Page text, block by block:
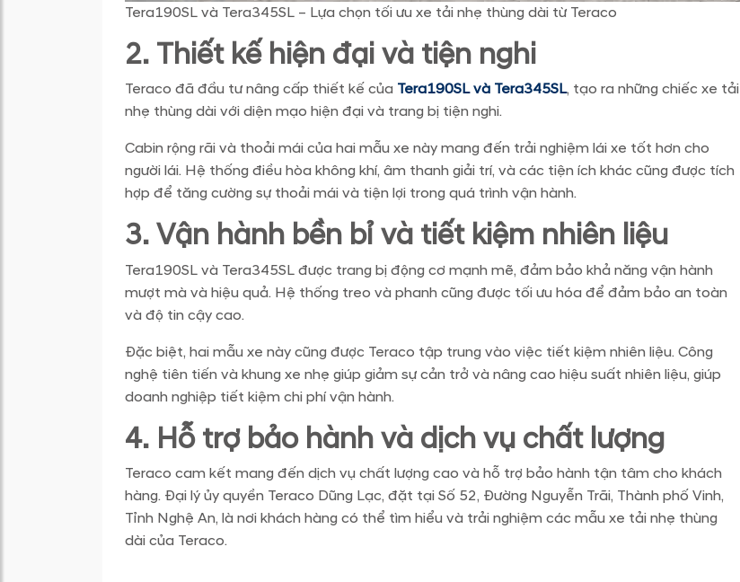
Tera190SL và Tera345SL – Lựa chọn tối ưu xe tải nhẹ thùng dài từ Teraco
2. Thiết kế hiện đại và tiện nghi
Teraco đã đầu tư nâng cấp thiết kế của Tera190SL và Tera345SL, tạo ra những chiếc xe tải
nhẹ thùng dài với diện mạo hiện đại và trang bị tiện nghi.
Cabin rộng rãi và thoải mái của hai mẫu xe này mang đến trải nghiệm lái xe tốt hơn cho
người lái. Hệ thống điều hòa không khí, âm thanh giải trí, và các tiện ích khác cũng được tích
hợp để tăng cường sự thoải mái và tiện lợi trong quá trình vận hành.
3. Vận hành bền bỉ và tiết kiệm nhiên liệu
Tera190SL và Tera345SL được trang bị động cơ mạnh mẽ, đảm bảo khả năng vận hành
mượt mà và hiệu quả. Hệ thống treo và phanh cũng được tối ưu hóa để đảm bảo an toàn
và độ tin cậy cao.
Đặc biệt, hai mẫu xe này cũng được Teraco tập trung vào việc tiết kiệm nhiên liệu. Công
nghệ tiên tiến và khung xe nhẹ giúp giảm sự cản trở và nâng cao hiệu suất nhiên liệu, giúp
doanh nghiệp tiết kiệm chi phí vận hành.
4. Hỗ trợ bảo hành và dịch vụ chất lượng
Teraco cam kết mang đến dịch vụ chất lượng cao và hỗ trợ bảo hành tận tâm cho khách
hàng. Đại lý ủy quyền Teraco Dũng Lạc, đặt tại Số 52, Đường Nguyễn Trãi, Thành phố Vinh,
Tỉnh Nghệ An, là nơi khách hàng có thể tìm hiểu và trải nghiệm các mẫu xe tải nhẹ thùng
dài của Teraco.